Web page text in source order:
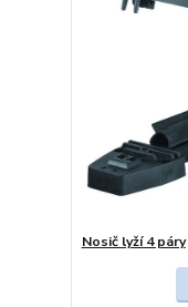
Nosič lyží 4 páry